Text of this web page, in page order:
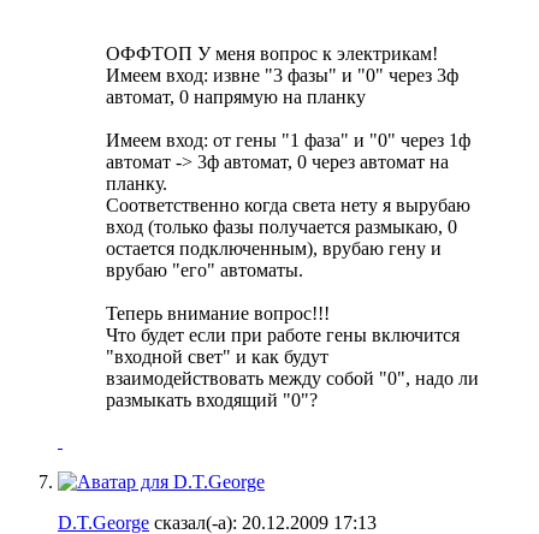
ОФФТОП У меня вопрос к электрикам!
Имеем вход: извне "3 фазы" и "0" через 3ф
автомат, 0 напрямую на планку
Имеем вход: от гены "1 фаза" и "0" через 1ф
автомат -> 3ф автомат, 0 через автомат на
планку.
Соответственно когда света нету я вырубаю
вход (только фазы получается размыкаю, 0
остается подключенным), врубаю гену и
врубаю "его" автоматы.
Теперь внимание вопрос!!!
Что будет если при работе гены включится
"входной свет" и как будут
взаимодействовать между собой "0", надо ли
размыкать входящий "0"?
D.T.George сказал(-а): 20.12.2009 17:13